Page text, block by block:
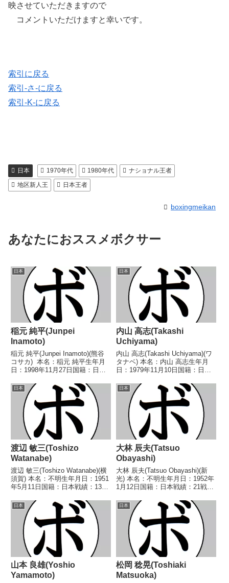
映させていただきますので
コメントいただけますと幸いです。
索引に戻る
索引-さ-に戻る
索引-K-に戻る
日本 1970年代 1980年代
ナショナル王者
地区新人王
日本王者
boxingmeikan
あなたにおススメボクサー
日本
稲元 純平(Junpei
Inamoto)
稲元 純平(Junpei Inamoto)(熊谷
コサカ) 本名：稲元 純平生年月
日：1998年11月27日国籍：日本
イトル】2012年度U-15全国大会
中学生の部52.5Kg級優勝(アマチ
ュア) ...
日本
内山 高志(Takashi
Uchiyama)
内山 高志(Takashi Uchiyama)(ワ
タナベ) 本名：内山 高志生年月
日：1979年11月10日国籍：日本
分 【獲得タイトル】2001年度全
日本選手権ライト級優勝(アマチ
ュア)2002年度全日...
日本
渡辺 敏三(Toshizo
Watanabe)
渡辺 敏三(Toshizo Watanabe)(横
須賀) 本名：不明生年月日：1951
年5月11日国籍：日本戦績：13戦
ル】なし 【戦歴】1970/08/30
△4R判定 (採点不明) 山田 利成
(オギク...
日本
大林 辰夫(Tatsuo
Obayashi)
大林 辰夫(Tatsuo Obayashi)(新
光) 本名：不明生年月日：1952年
1月12日国籍：日本戦績：21戦5
ル】なし 【戦歴】1969/03/27
●4R判定 (採点不明) 和田 由紀
夫(大阪新...
日本
山本 良雄(Yoshio
Yamamoto)
日本
松岡 稔晃(Toshiaki
Matsuoka)